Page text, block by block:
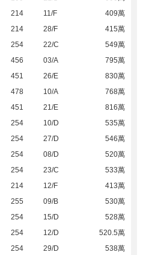
214 11/F
409萬
214 28/F
415萬
254 22/C
549萬
456 03/A
795萬
451 26/E
830萬
478 10/A
768萬
451 21/E
816萬
254 10/D
535萬
254 27/D
546萬
254 08/D
520萬
254 23/C
533萬
214 12/F
413萬
255 09/B
530萬
254 15/D
528萬
254 12/D
520.5萬
254 29/D 538萬